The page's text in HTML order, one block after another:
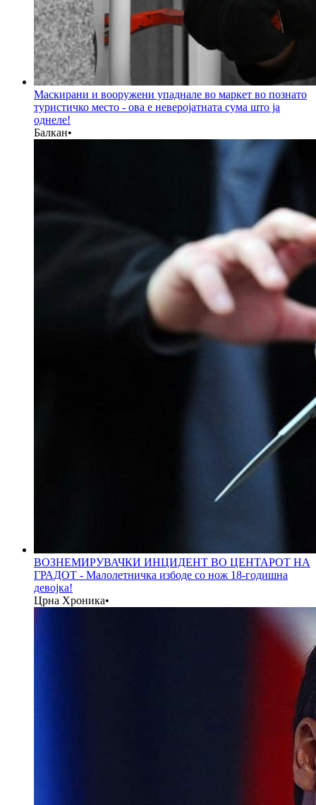
Маскирани и вооружени упаднале во маркет во познато
туристичко место - ова е неверојатната сума што ја
однеле!
Балкан•
ВОЗНЕМИРУВАЧКИ ИНЦИДЕНТ ВО ЦЕНТАРОТ НА
ГРАДОТ - Малолетничка избоде со нож 18-годишна
девојка!
Црна Хроника•